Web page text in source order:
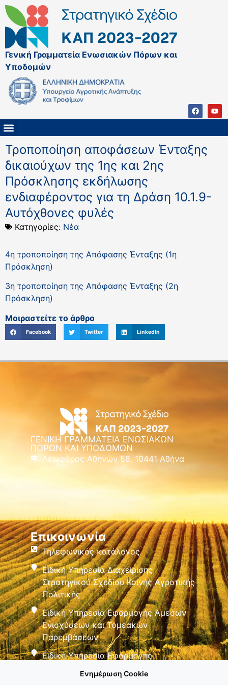
Γενική Γραμματεία Ενωσιακών Πόρων και
Υποδομών
Τροποποίηση αποφάσεων Ένταξης
δικαιούχων της 1ης και 2ης
Πρόσκλησης εκδήλωσης
ενδιαφέροντος για τη Δράση 10.1.9-
Αυτόχθονες φυλές
Κατηγορίες: Νέα
4η τροποποίηση της Απόφασης Ένταξης (1η
Πρόσκληση)
3η τροποποίηση της Απόφασης Ένταξης (2η
Πρόσκληση)
Μοιραστείτε το άρθρο
Facebook Twitter LinkedIn
ΓΕΝΙΚΗ ΓΡΑΜΜΑΤΕΙΑ ΕΝΩΣΙΑΚΩΝ
ΠΟΡΩΝ ΚΑΙ ΥΠΟΔΟΜΩΝ
Λεωφόρος Αθηνών 58, 10441 Αθήνα
Επικοινωνία
Τηλεφωνικός κατάλογος
Ειδική Υπηρεσία Διαχείρισης
Στρατηγικού Σχεδίου Κοινής Αγροτικής
Πολιτικής
Ειδική Υπηρεσία Εφαρμογής Άμεσων
Ενισχύσεων και Τομεακών
Παρεμβάσεων
Ειδική Υπηρεσία Εφαρμογής
Ενημέρωση Cookie